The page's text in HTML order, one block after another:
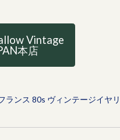
Vintage
本店
ランス 80s ヴィンテージイヤ